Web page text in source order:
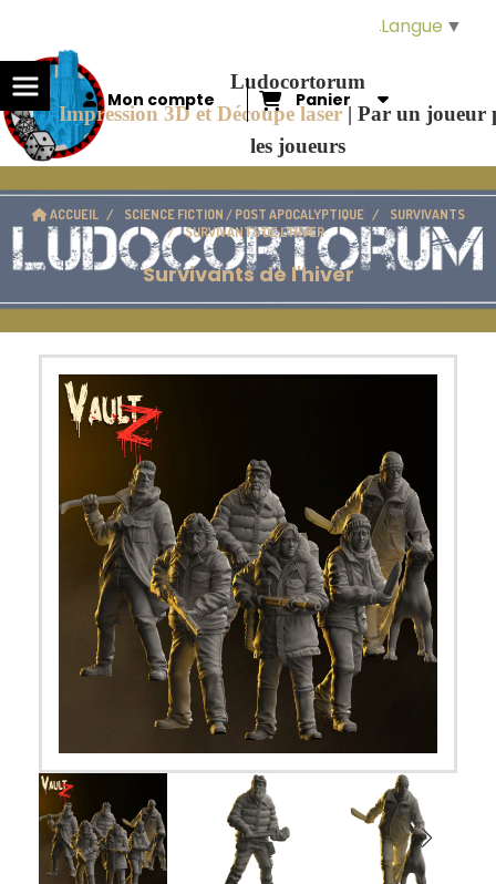
Ludocortorum
Impression 3D et Découpe laser |Par un joueur
les joueurs
Mon compte Panier
ACCUEIL SCIENCE FICTION / POST APOCALYPTIQUE
SURVIVANTS
SURVIVANTS DE L'HIVER
Survivants de l'hiver
Langue ▼